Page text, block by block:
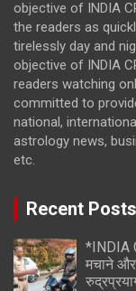
objective of INDIA
the readers as
tirelessly day and
objective of INDIA
readers watching
committed to
national,
astrology news,
etc.
Recent Posts
*INDIA
मचाने और